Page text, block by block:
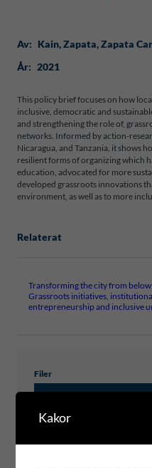
Av: Kain, Zapata, Zapata
År: 2021
This policy brief focuses on how
inclusive, democratic and
and strengthening the role of,
networks. Informed by action-
Nicaragua, and Tanzania, it shows
resilient forms of organizing which
education, advocated for more
developed grassroots innovations
environment, as well as to more
Relaterat
Transforming the city from
Grassroots initiatives,
entrepreneurship and inclusive
Filer
Kakor